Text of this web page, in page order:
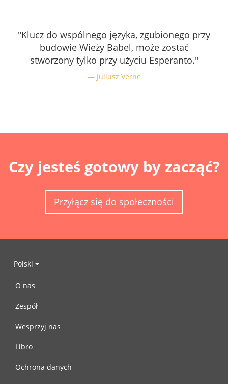
"Klucz do wspólnego języka, zgubionego przy
budowie Wieży Babel, może zostać
stworzony tylko przy użyciu Esperanto."
Juliusz Verne
Czy jesteś gotowy by zacząć?
Przyłącz się do społeczności
Polski
O nas
Zespół
Wesprzyj nas
Libro
Ochrona danych